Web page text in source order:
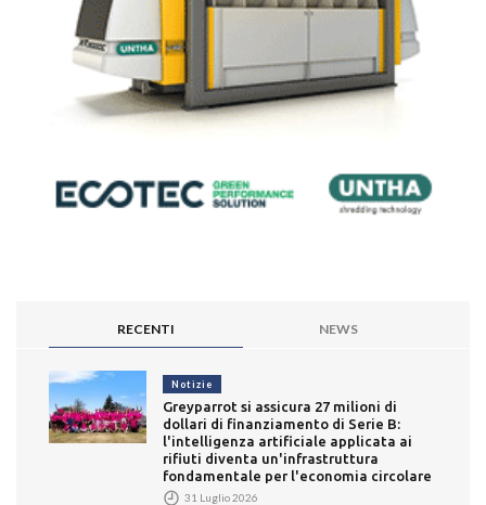
RECENTI NEWS
Notizie
Greyparrot si assicura 27 milioni di
dollari di finanziamento di Serie B:
l'intelligenza artificiale applicata ai
rifiuti diventa un'infrastruttura
fondamentale per l'economia circolare
31 Luglio 2026